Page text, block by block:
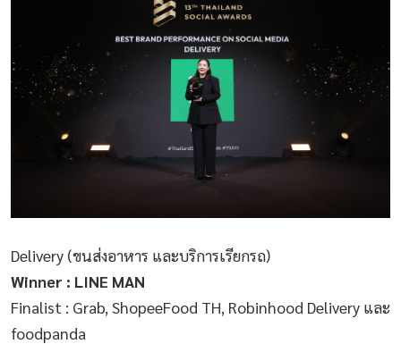
Delivery (ขนส่งอาหาร และบริการเรียกรถ)
Winner : LINE MAN
Finalist : Grab, ShopeeFood TH, Robinhood Delivery และ
foodpanda